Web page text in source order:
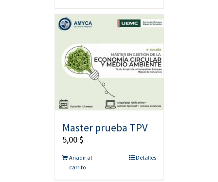
Master prueba TPV
5,00$
Añadir al
carrito
Detalles